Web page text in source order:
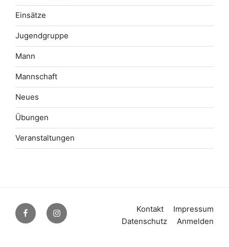
Einsätze
Jugendgruppe
Mann
Mannschaft
Neues
Übungen
Veranstaltungen
FacebookInstagram Kontakt
Impressum
Datenschutz
Anmelden